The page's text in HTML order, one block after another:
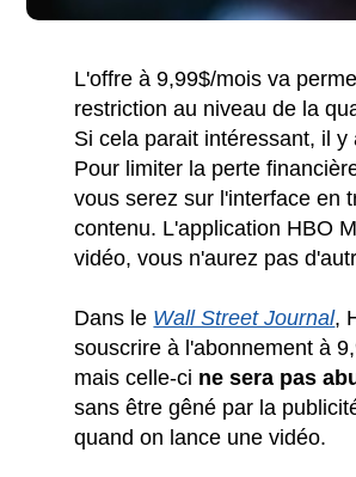
L'offre à 9,99$/mois va
restriction au niveau de la
Si cela parait intéressant, il y
Pour limiter la perte
vous serez sur l'interface en
contenu. L'application HBO
vidéo, vous n'aurez pas
Dans le Wall Street Journal,
souscrire à l'abonnement à
mais celle-ci ne sera pas
sans être gêné par la
quand on lance une vidéo.